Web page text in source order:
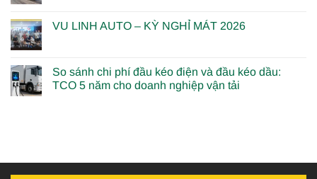
VU LINH AUTO – KỲ NGHỈ MÁT 2026
So sánh chi phí đầu kéo điện và đầu kéo dầu:
TCO 5 năm cho doanh nghiệp vận tải